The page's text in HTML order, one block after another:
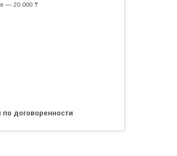
— 20 000 ₸
по договоренности